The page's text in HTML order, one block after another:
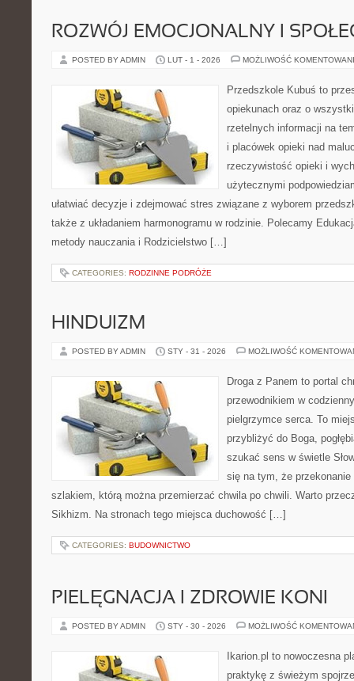
ROZWÓJ EMOCJONALNY I
POSTED BY ADMIN LUT - 1 - 2026 MOŻLIWOŚĆ
Przedszkole Kubuś to
opiekunach oraz o
rzetelnych informacji na
i placówek opieki nad
rzeczywistość opieki i
użytecznymi
ułatwiać decyzje i zdejmować stres związane z wyborem
także z układaniem harmonogramu w rodzinie. Polecamy
metody nauczania i Rodzicielstwo […]
CATEGORIES: RODZINNE PODRÓŻE
HINDUIZM
POSTED BY ADMIN STY - 31 - 2026 MOŻLIWOŚĆ
Droga z Panem to portal
przewodnikiem w
pielgrzymce serca. To
przybliżyć do Boga,
szukać sens w świetle
się na tym, że
szlakiem, którą można przemierzać chwila po chwili. Warto
Sikhizm. Na stronach tego miejsca duchowość […]
CATEGORIES: BUDOWNICTWO
PIELĘGNACJA I ZDROWIE KONI
POSTED BY ADMIN STY - 30 - 2026 MOŻLIWOŚĆ
Ikarion.pl to nowoczesna
praktykę z świeżym